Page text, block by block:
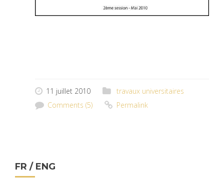
11 juillet 2010
travaux universitaires
Comments (5)
Permalink
FR / ENG